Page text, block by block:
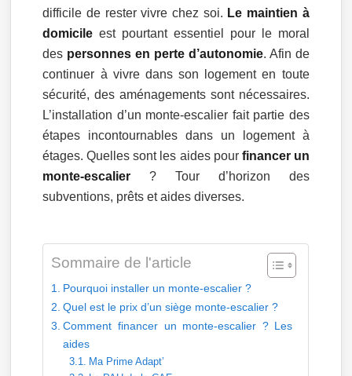
difficile de rester vivre chez soi. Le maintien à
domicile est pourtant essentiel pour le moral
des personnes en perte d’autonomie. Afin de
continuer à vivre dans son logement en toute
sécurité, des aménagements sont nécessaires.
L’installation d’un monte-escalier fait partie des
étapes incontournables dans un logement à
étages. Quelles sont les aides pour financer un
monte-escalier ? Tour d’horizon des
subventions, prêts et aides diverses.
Sommaire de l'article
Pourquoi installer un monte-escalier ?
Quel est le prix d’un siège monte-escalier ?
Comment financer un monte-escalier ? Les
aides
Ma Prime Adapt’